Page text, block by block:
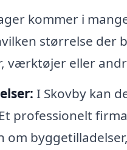
kommer i
størrelse der
værktøjer eller
I Skovby kan
professionelt